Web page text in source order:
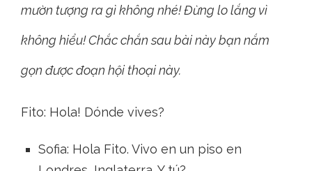
mườn tượng ra gì không nhé! Đừng lo lắng vì
không hiểu! Chắc chắn sau bài này bạn nắm
gọn được đoạn hội thoại này.
Fito: Hola! Dónde vives?
Sofia: Hola Fito. Vivo en un piso en